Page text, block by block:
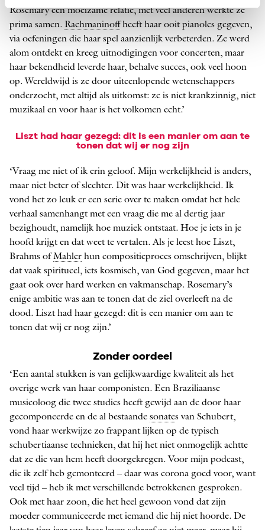
Rosemary een moeizame relatie, met veel anderen werkte ze
prima samen. Rachmaninoffheeft haar ooit pianoles gegeven,
via oefeningen die haar spel aanzienlijk verbeterden. Ze werd
alom ontdekt en kreeg uitnodigingen voor concerten, maar
haar bekendheid leverde haar, behalve succes, ook veel hoon
op. ­Wereldwijd is ze door uiteenlopende wetenschappers
onderzocht, met altijd als uitkomst: ze is niet krankzinnig, niet
muzikaal en voor haar is het volkomen echt.’
Liszt had haar gezegd: dit is een manier om aan te
tonen dat wij er nog zijn
‘Vraag me niet of ik erin geloof. Mijn werkelijkheid is anders,
maar niet beter of slechter. Dit was haar werkelijkheid. Ik
vond het zo leuk er een serie over te maken omdat het hele
verhaal samenhangt met een vraag die me al dertig jaar
bezighoudt, namelijk hoe muziek ontstaat. Hoe je iets in je
hoofd krijgt en dat weet te vertalen. Als je leest hoe Liszt,
Brahms ofMahler hun compositieproces omschrijven, blijkt
dat vaak spiritueel, iets kosmisch, van God gegeven, maar het
gaat ook over hard werken en vakmanschap. Rosemary’s
enige ambitie was aan te tonen dat de ziel overleeft na de
dood. Liszt had haar gezegd: dit is een manier om aan te
tonen dat wij er nog zijn.’
Zonder oordeel
‘Een aantal stukken is van gelijkwaardige kwaliteit als het
overige werk van haar componisten. Een Braziliaanse
musicoloog die twee studies heeft gewijd aan de door haar
gecomponeerde en de al bestaande sonates van Schubert,
vond haar werkwijze zo frappant lijken op de typisch
schubertiaanse technieken, dat hij het niet onmogelijk achtte
dat ze die van hem heeft doorgekregen. Voor mijn podcast,
die ik zelf heb gemonteerd – daar was corona goed voor, want
veel tijd – heb ik met verschillende betrokkenen gesproken.
Ook met haar zoon, die het heel gewoon vond dat zijn
moeder communiceerde met iemand die hij niet hoorde. De